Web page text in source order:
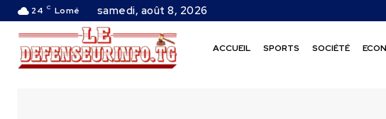
24 C Lomé samedi, août 8, 2026
ACCUEIL SPORTS SOCIÉTÉ